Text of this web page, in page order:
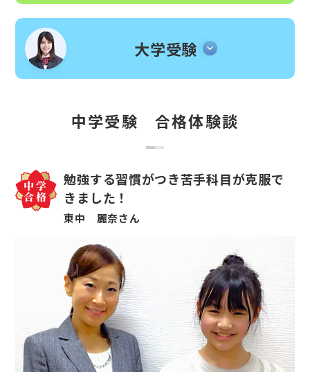
大学受験
中学受験 合格体験談
勉強する習慣がつき苦手科目が克服で
きました！
東中 麗奈さん